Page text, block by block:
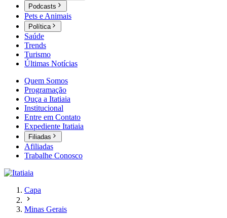
Podcasts
Pets e Animais
Política
Saúde
Trends
Turismo
Últimas Notícias
Quem Somos
Programação
Ouça a Itatiaia
Institucional
Entre em Contato
Expediente Itatiaia
Filiadas
Afiliadas
Trabalhe Conosco
Capa
Minas Gerais